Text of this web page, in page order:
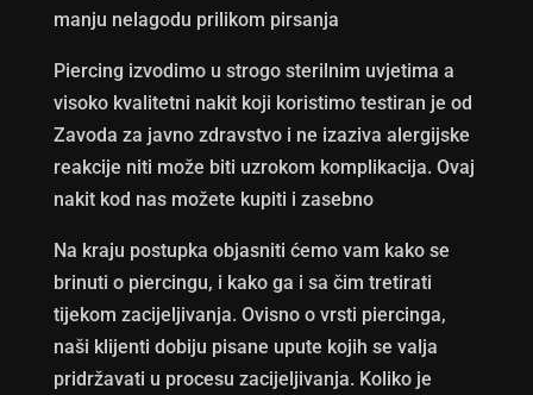
manju nelagodu prilikom pirsanja
Piercing izvodimo u strogo sterilnim uvjetima a
visoko kvalitetni nakit koji koristimo testiran je od
Zavoda za javno zdravstvo i ne izaziva alergijske
reakcije niti može biti uzrokom komplikacija. Ovaj
nakit kod nas možete kupiti i zasebno
Na kraju postupka objasniti ćemo vam kako se
brinuti o piercingu, i kako ga i sa čim tretirati
tijekom zacijeljivanja. Ovisno o vrsti piercinga,
naši klijenti dobiju pisane upute kojih se valja
pridržavati u procesu zacijeljivanja. Koliko je